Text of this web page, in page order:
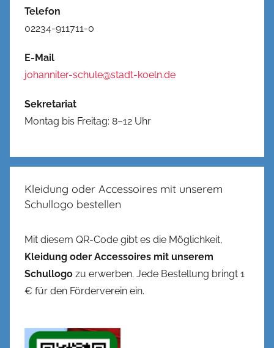
Telefon
02234-911711-0
E-Mail
johanniter-schule@stadt-koeln.de
Sekretariat
Montag bis Freitag: 8–12 Uhr
Kleidung oder Accessoires mit unserem
Schullogo bestellen
Mit diesem QR-Code gibt es die Möglichkeit,
Kleidung oder Accessoires mit unserem
Schullogo zu erwerben. Jede Bestellung bringt 1
€ für den Förderverein ein.